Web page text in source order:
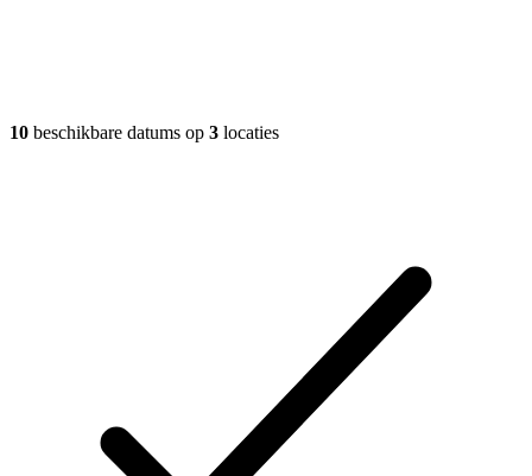
10 beschikbare datums op 3 locaties